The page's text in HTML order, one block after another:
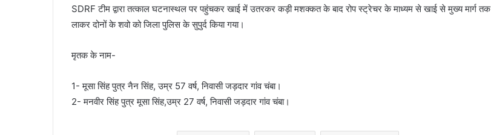
SDRF टीम द्वारा तत्काल घटनास्थल पर पहुंचकर खाई में उतरकर कड़ी मशक्कत के बाद रोप स्ट्रेचर के माध्यम से खाई से मुख्य मार्ग तक
लाकर दोनों के शवो को जिला पुलिस के सुपुर्द किया गया।
मृतक के नाम-
1- मूसा सिंह पुत्र नैन सिंह, उम्र 57 वर्ष, निवासी जड़दार गांव चंबा।
2- मनवीर सिंह पुत्र मूसा सिंह,उम्र 27 वर्ष, निवासी जड़दार गांव चंबा।